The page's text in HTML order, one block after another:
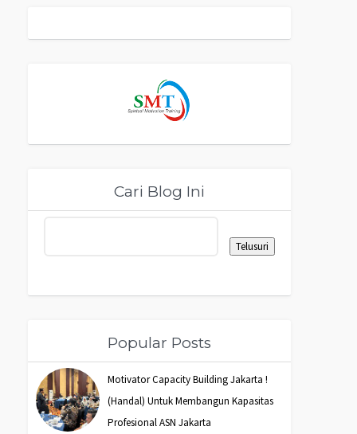
Cari Blog Ini
Popular Posts
Motivator Capacity Building Jakarta !
(Handal) Untuk Membangun Kapasitas
Profesional ASN Jakarta